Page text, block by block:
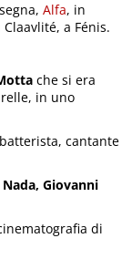
Alfa, in
a Fénis.
che si era
in uno
cantante
Nada, Giovanni
di